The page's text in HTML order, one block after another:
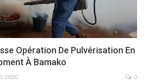
Opération De Pulvérisation En
À Bamako
2020 0